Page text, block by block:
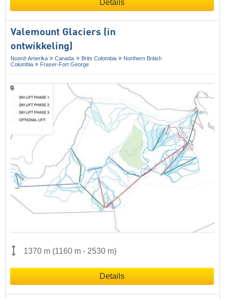
Details
Valemount Glaciers (in
ontwikkeling)
Noord-Amerika Canada Brits Colombia
Northern British
Columbia
Fraser-Fort George
1370 m (1160 m - 2530 m)
Details